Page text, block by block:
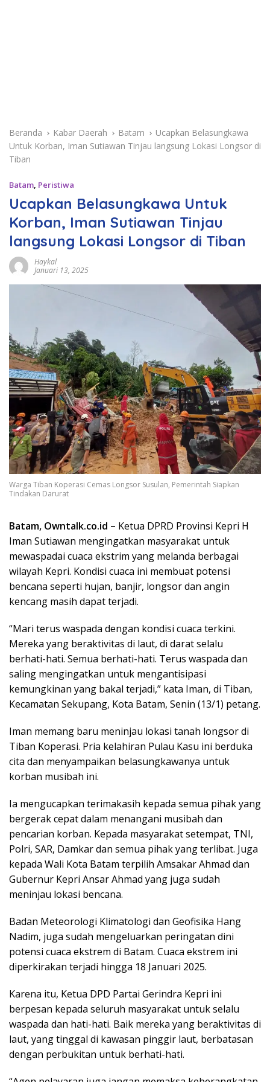
Beranda Kabar Daerah Batam
Ucapkan Belasungkawa
Untuk Korban, Iman Sutiawan Tinjau langsung Lokasi Longsor di
Tiban
Batam, Peristiwa
Ucapkan Belasungkawa Untuk
Korban, Iman Sutiawan Tinjau
langsung Lokasi Longsor di Tiban
Haykal
Januari 13, 2025
Warga Tiban Koperasi Cemas Longsor Susulan, Pemerintah Siapkan
Tindakan Darurat
Batam, Owntalk.co.id – Ketua DPRD Provinsi Kepri H
Iman Sutiawan mengingatkan masyarakat untuk
mewaspadai cuaca ekstrim yang melanda berbagai
wilayah Kepri. Kondisi cuaca ini membuat potensi
bencana seperti hujan, banjir, longsor dan angin
kencang masih dapat terjadi.
“Mari terus waspada dengan kondisi cuaca terkini.
Mereka yang beraktivitas di laut, di darat selalu
berhati-hati. Semua berhati-hati. Terus waspada dan
saling mengingatkan untuk mengantisipasi
kemungkinan yang bakal terjadi,” kata Iman, di Tiban,
Kecamatan Sekupang, Kota Batam, Senin (13/1) petang.
Iman memang baru meninjau lokasi tanah longsor di
Tiban Koperasi. Pria kelahiran Pulau Kasu ini berduka
cita dan menyampaikan belasungkawanya untuk
korban musibah ini.
Ia mengucapkan terimakasih kepada semua pihak yang
bergerak cepat dalam menangani musibah dan
pencarian korban. Kepada masyarakat setempat, TNI,
Polri, SAR, Damkar dan semua pihak yang terlibat. Juga
kepada Wali Kota Batam terpilih Amsakar Ahmad dan
Gubernur Kepri Ansar Ahmad yang juga sudah
meninjau lokasi bencana.
Badan Meteorologi Klimatologi dan Geofisika Hang
Nadim, juga sudah mengeluarkan peringatan dini
potensi cuaca ekstrem di Batam. Cuaca ekstrem ini
diperkirakan terjadi hingga 18 Januari 2025.
Karena itu, Ketua DPD Partai Gerindra Kepri ini
berpesan kepada seluruh masyarakat untuk selalu
waspada dan hati-hati. Baik mereka yang beraktivitas di
laut, yang tinggal di kawasan pinggir laut, berbatasan
dengan perbukitan untuk berhati-hati.